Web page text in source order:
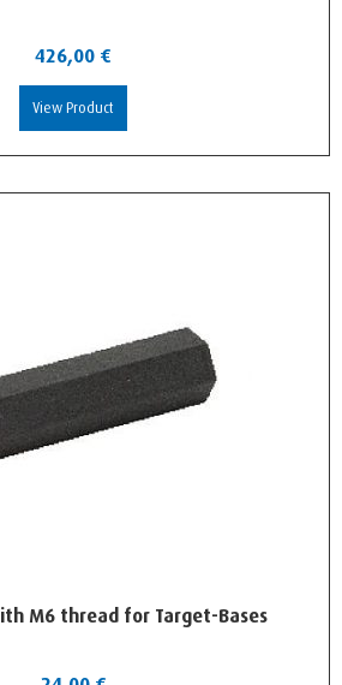
426,00 €
View Product
M6 thread for Target-Bases